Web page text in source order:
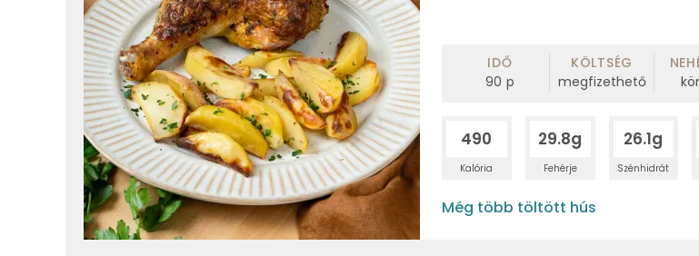
IDŐ
90 p
KÖLTSÉG
megfizethető
490
Kalória
29.8g
Fehérje
26.1g
Szénhidrát
Még több töltött hús